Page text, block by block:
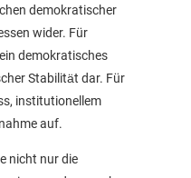
demokratischer
wider. Für
demokratisches
Stabilität dar. Für
institutionellem
auf.
nicht nur die